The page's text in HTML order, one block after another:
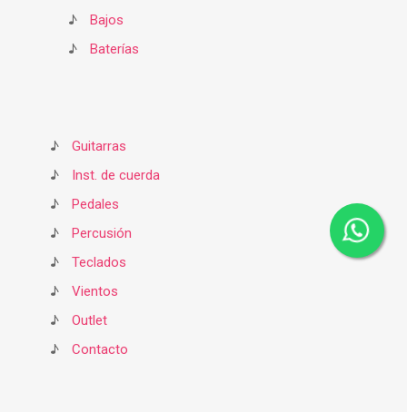
♪
Bajos
♪
Baterías
♪
Guitarras
♪
Inst. de cuerda
♪
Pedales
♪
Percusión
♪
Teclados
♪
Vientos
♪
Outlet
♪
Contacto